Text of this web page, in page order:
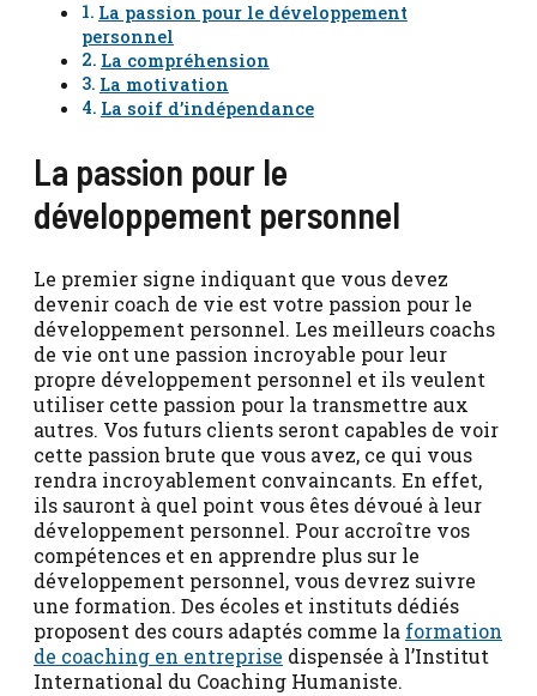
La passion pour le développement
personnel
La compréhension
La motivation
La soif d’indépendance
La passion pour le
développement personnel
Le premier signe indiquant que vous devez
devenir coach de vie est votre passion pour le
développement personnel. Les meilleurs coachs
de vie ont une passion incroyable pour leur
propre développement personnel et ils veulent
utiliser cette passion pour la transmettre aux
autres. Vos futurs clients seront capables de voir
cette passion brute que vous avez, ce qui vous
rendra incroyablement convaincants. En effet,
ils sauront à quel point vous êtes dévoué à leur
développement personnel. Pour accroître vos
compétences et en apprendre plus sur le
développement personnel, vous devrez suivre
une formation. Des écoles et instituts dédiés
proposent des cours adaptés comme la formation
de coaching en entreprise dispensée à l’Institut
International du Coaching Humaniste.